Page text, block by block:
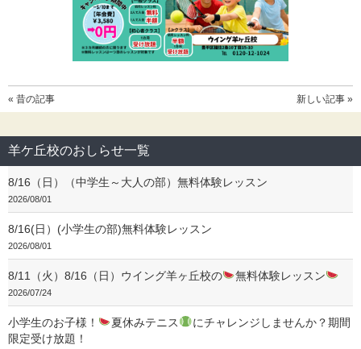
« 昔の記事 新しい記事 »
羊ケ丘校のおしらせ一覧
8/16（日）（中学生～大人の部）無料体験レッスン
2026/08/01
8/16(日）(小学生の部)無料体験レッスン
2026/08/01
8/11（火）8/16（日）ウイング羊ヶ丘校の 無料体験レッスン
2026/07/24
小学生のお子様！ 夏休みテニス
にチャレンジしませんか？期間
限定受け放題！